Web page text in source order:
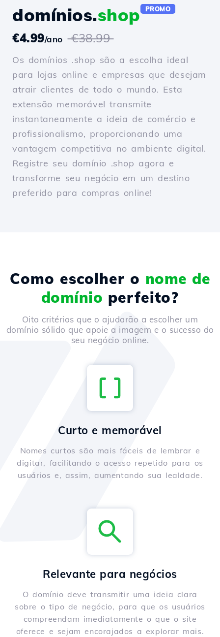
domínios.shop PROMO
€4.99/ano €38.99
Os domínios .shop são a escolha ideal
para lojas online e empresas que desejam
atrair clientes de todo o mundo. Esta
extensão memorável transmite
instantaneamente a ideia de comércio e
profissionalismo, proporcionando uma
vantagem competitiva no ambiente digital.
Registre seu domínio .shop agora e
transforme seu negócio em um destino
preferido para compras online!
Como escolher o nome de
domínio perfeito?
Oito critérios que o ajudarão a escolher um
domínio sólido que apoie a imagem e o sucesso do
seu negócio online.
Curto e memorável
Nomes curtos são mais fáceis de lembrar e
digitar, facilitando o acesso repetido para os
usuários e, assim, aumentando sua lealdade.
Relevante para negócios
O domínio deve transmitir uma ideia clara
sobre o tipo de negócio, para que os usuários
compreendam imediatamente o que o site
oferece e sejam encorajados a explorar mais.